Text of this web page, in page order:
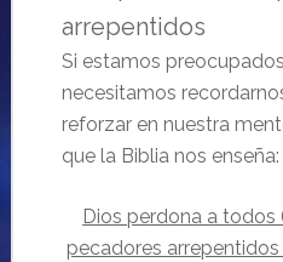
arrepentidos
Si estamos
necesitamos
reforzar en nuestra
que la Biblia nos enseña:
Dios perdona a todos
pecadores